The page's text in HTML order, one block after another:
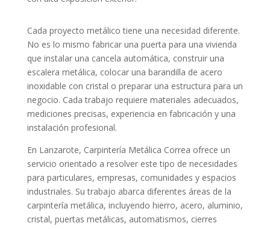
Cada proyecto metálico tiene una necesidad diferente.
No es lo mismo fabricar una puerta para una vivienda
que instalar una cancela automática, construir una
escalera metálica, colocar una barandilla de acero
inoxidable con cristal o preparar una estructura para un
negocio. Cada trabajo requiere materiales adecuados,
mediciones precisas, experiencia en fabricación y una
instalación profesional.
En Lanzarote, Carpintería Metálica Correa ofrece un
servicio orientado a resolver este tipo de necesidades
para particulares, empresas, comunidades y espacios
industriales. Su trabajo abarca diferentes áreas de la
carpintería metálica, incluyendo hierro, acero, aluminio,
cristal, puertas metálicas, automatismos, cierres